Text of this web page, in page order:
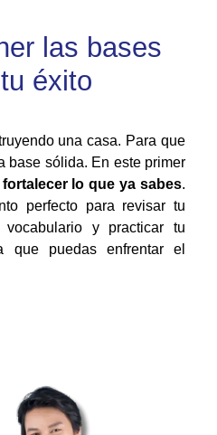
las bases
éxito
una casa. Para que
base sólida. En este primer
fortalecer lo que ya sabes.
perfecto para revisar tu
vocabulario y practicar tu
que puedas enfrentar el